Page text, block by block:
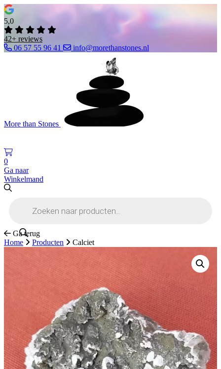
5,0
42+ reviews
06 57 55 96 41
info@morethanstones.nl
More than Stones
0
Ga naar
Winkelmand
Ga terug
Home
Producten Calciet